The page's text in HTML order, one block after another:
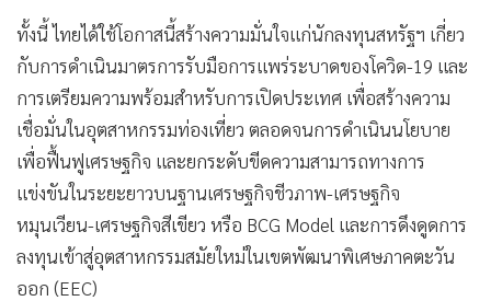
ทั้งนี้ ไทยได้ใช้โอกาสนี้สร้างความมั่นใจแก่นักลงทุนสหรัฐฯ เกี่ยว
กับการดำเนินมาตรการรับมือการแพร่ระบาดของโควิด-19 และ
การเตรียมความพร้อมสำหรับการเปิดประเทศ เพื่อสร้างความ
เชื่อมั่นในอุตสาหกรรมท่องเที่ยว ตลอดจนการดำเนินนโยบาย
เพื่อฟื้นฟูเศรษฐกิจ และยกระดับขีดความสามารถทางการ
แข่งขันในระยะยาวบนฐานเศรษฐกิจชีวภาพ-เศรษฐกิจ
หมุนเวียน-เศรษฐกิจสีเขียว หรือ BCG Model และการดึงดูดการ
ลงทุนเข้าสู่อุตสาหกรรมสมัยใหม่ในเขตพัฒนาพิเศษภาคตะวัน
ออก (EEC)